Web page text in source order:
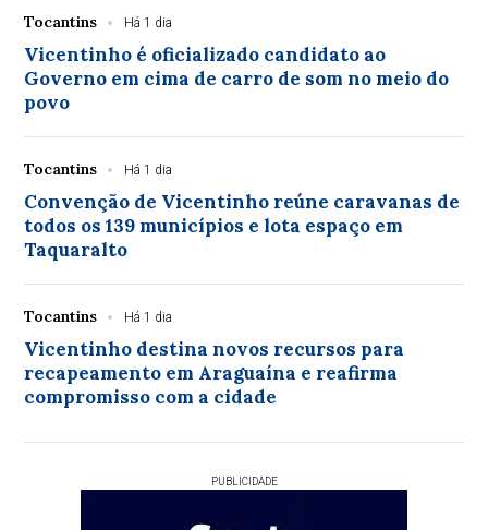
Tocantins Há 1 dia
Vicentinho é oficializado candidato ao
Governo em cima de carro de som no meio do
povo
Tocantins Há 1 dia
Convenção de Vicentinho reúne caravanas de
todos os 139 municípios e lota espaço em
Taquaralto
Tocantins Há 1 dia
Vicentinho destina novos recursos para
recapeamento em Araguaína e reafirma
compromisso com a cidade
PUBLICIDADE